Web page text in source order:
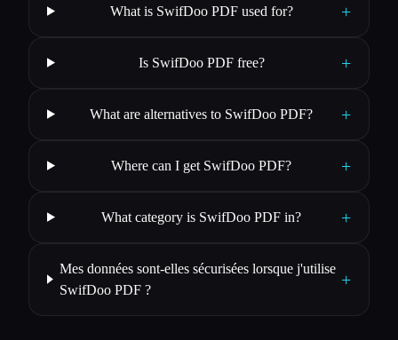
What is SwifDoo PDF used for? +
Is SwifDoo PDF free? +
What are alternatives to SwifDoo PDF? +
Where can I get SwifDoo PDF? +
What category is SwifDoo PDF in? +
Mes données sont-elles sécurisées lorsque j'utilise
SwifDoo PDF ?
+